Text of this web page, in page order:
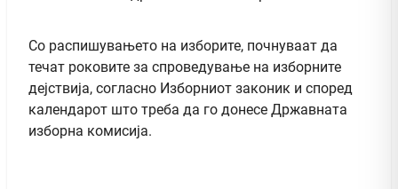
Со распишувањето на изборите, почнуваат да
течат роковите за спроведување на изборните
дејствија, согласно Изборниот законик и според
календарот што треба да го донесе Државната
изборна комисија.